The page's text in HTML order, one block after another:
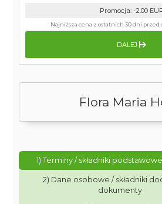
Flora Maria
1) Terminy / składniki
2) Dane osobowe / składniki
dokumenty
Promocja: -2.00
Najniższa cena z ostatnich 30 dni przed
DALEJ